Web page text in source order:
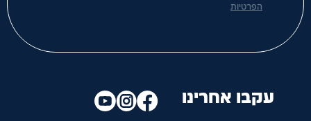
הפרטיות
עקבו אחרינו